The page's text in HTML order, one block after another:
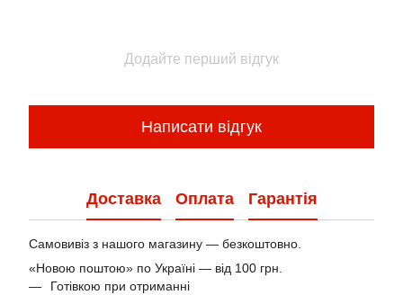
Додайте перший відгук
Написати відгук
Доставка Оплата Гарантія
Самовивіз з нашого магазину — безкоштовно.
«Новою поштою» по Україні — від 100 грн.
Готівкою при отриманні